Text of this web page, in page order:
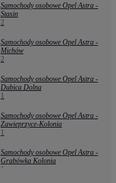
Samochody osobowe Opel Astra -
Stasin
2
Samochody osobowe Opel Astra -
Michów
2
Samochody osobowe Opel Astra -
Dubica Dolna
1
Samochody osobowe Opel Astra -
Zawieprzyce-Kolonia
1
Samochody osobowe Opel Astra -
Grabówka Kolonia
1